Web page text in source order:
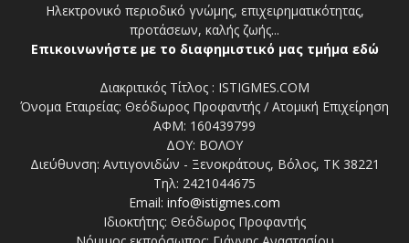
Ηλεκτρονικό περιοδικό γνώμης, επιχειρηματικότητας,
προτάσεων, καλής ζωής...
Επικοινωνήστε με το διαφημιστικό μας τμήμα εδώ
Διακριτικός Τίτλος : ISTIGMES.COM
Όνομα Εταιρείας: Θεόδωρος Προφαντής / Ατομική Επιχείρηση
ΑΦΜ: 160439799
ΔΟΥ: ΒΟΛΟΥ
Διεύθυνση: Αντιγονιδών - Ξενοκράτους, Βόλος, ΤΚ 38221
Τηλ: 2421044675
Email: info@istigmes.com
Ιδιοκτήτης: Θεόδωρος Προφαντής